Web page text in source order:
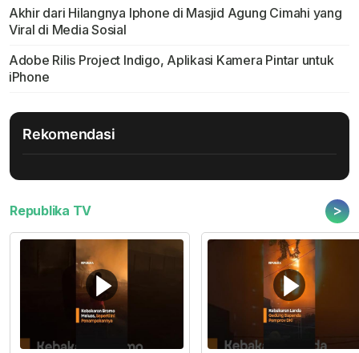
Akhir dari Hilangnya Iphone di Masjid Agung Cimahi yang
Viral di Media Sosial
Adobe Rilis Project Indigo, Aplikasi Kamera Pintar untuk
iPhone
Rekomendasi
Republika TV >